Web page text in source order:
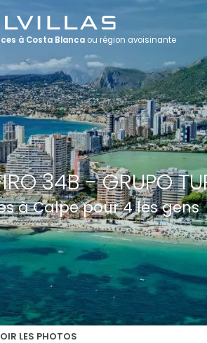
34B - GRUPO
à Calpe pour 4 les gens
LES PHOTOS
à Costa Blanca ou région avoisinante